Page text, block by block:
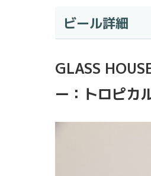
ビール詳細
GLASS
ー：トロピカ